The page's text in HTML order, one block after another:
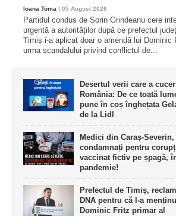
Ioana Toma | 05 August 2026
Partidul condus de Sorin Grindeanu cere
urgentă a autorităților după ce prefectul
Timiș i-a aplicat doar o amendă lui Dominic
urma scandalului privind conflictul de...
Desertul verii care a
România: De ce toată
pune în coș înghețata
de la Lidl
Medici din Caraș-Severin,
condamnați pentru
vaccinat fictiv pe șpagă,
pandemie!
Prefectul de Timiș,
DNA pentru că l-a
Dominic Fritz primar al